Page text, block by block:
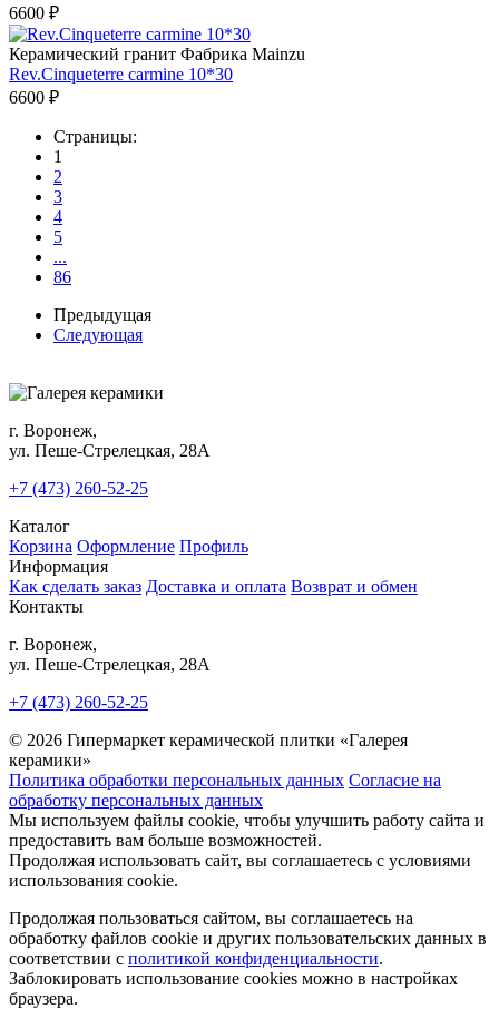
6600 ₽
Керамический гранит Фабрикa Mainzu
Rev.Cinqueterre carmine 10*30
6600 ₽
Страницы:
1
2
3
4
5
...
86
Предыдущая
Следующая
г. Воронеж,
ул. Пеше-Cтрелецкая, 28А
+7 (473) 260-52-25
Каталог
Корзина Оформление Профиль
Информация
Как сделать заказ Доставка и оплата Возврат и обмен
Контакты
г. Воронеж,
ул. Пеше-Cтрелецкая, 28А
+7 (473) 260-52-25
© 2026 Гипермаркет керамической плитки «Галерея
керамики»
Политика обработки персональных данных Согласие на
обработку персональных данных
Мы используем файлы cookie, чтобы улучшить работу сайта и
предоставить вам больше возможностей.
Продолжая использовать сайт, вы соглашаетесь с условиями
использования cookie.
Продолжая пользоваться сайтом, вы соглашаетесь на
обработку файлов cookie и других пользовательских данных в
соответствии с политикой конфиденциальности.
Заблокировать использование cookies можно в настройках
браузера.